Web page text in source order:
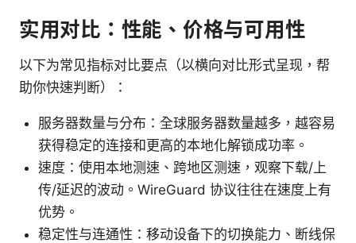
实用对比：性能、价格与可用性
以下为常见指标对比要点（以横向对比形式呈现，帮
助你快速判断）：
服务器数量与分布：全球服务器数量越多，越容易
获得稳定的连接和更高的本地化解锁成功率。
速度：使用本地测速、跨地区测速，观察下载/上
传/延迟的波动。WireGuard 协议往往在速度上有
优势。
稳定性与连通性：移动设备下的切换能力、断线保